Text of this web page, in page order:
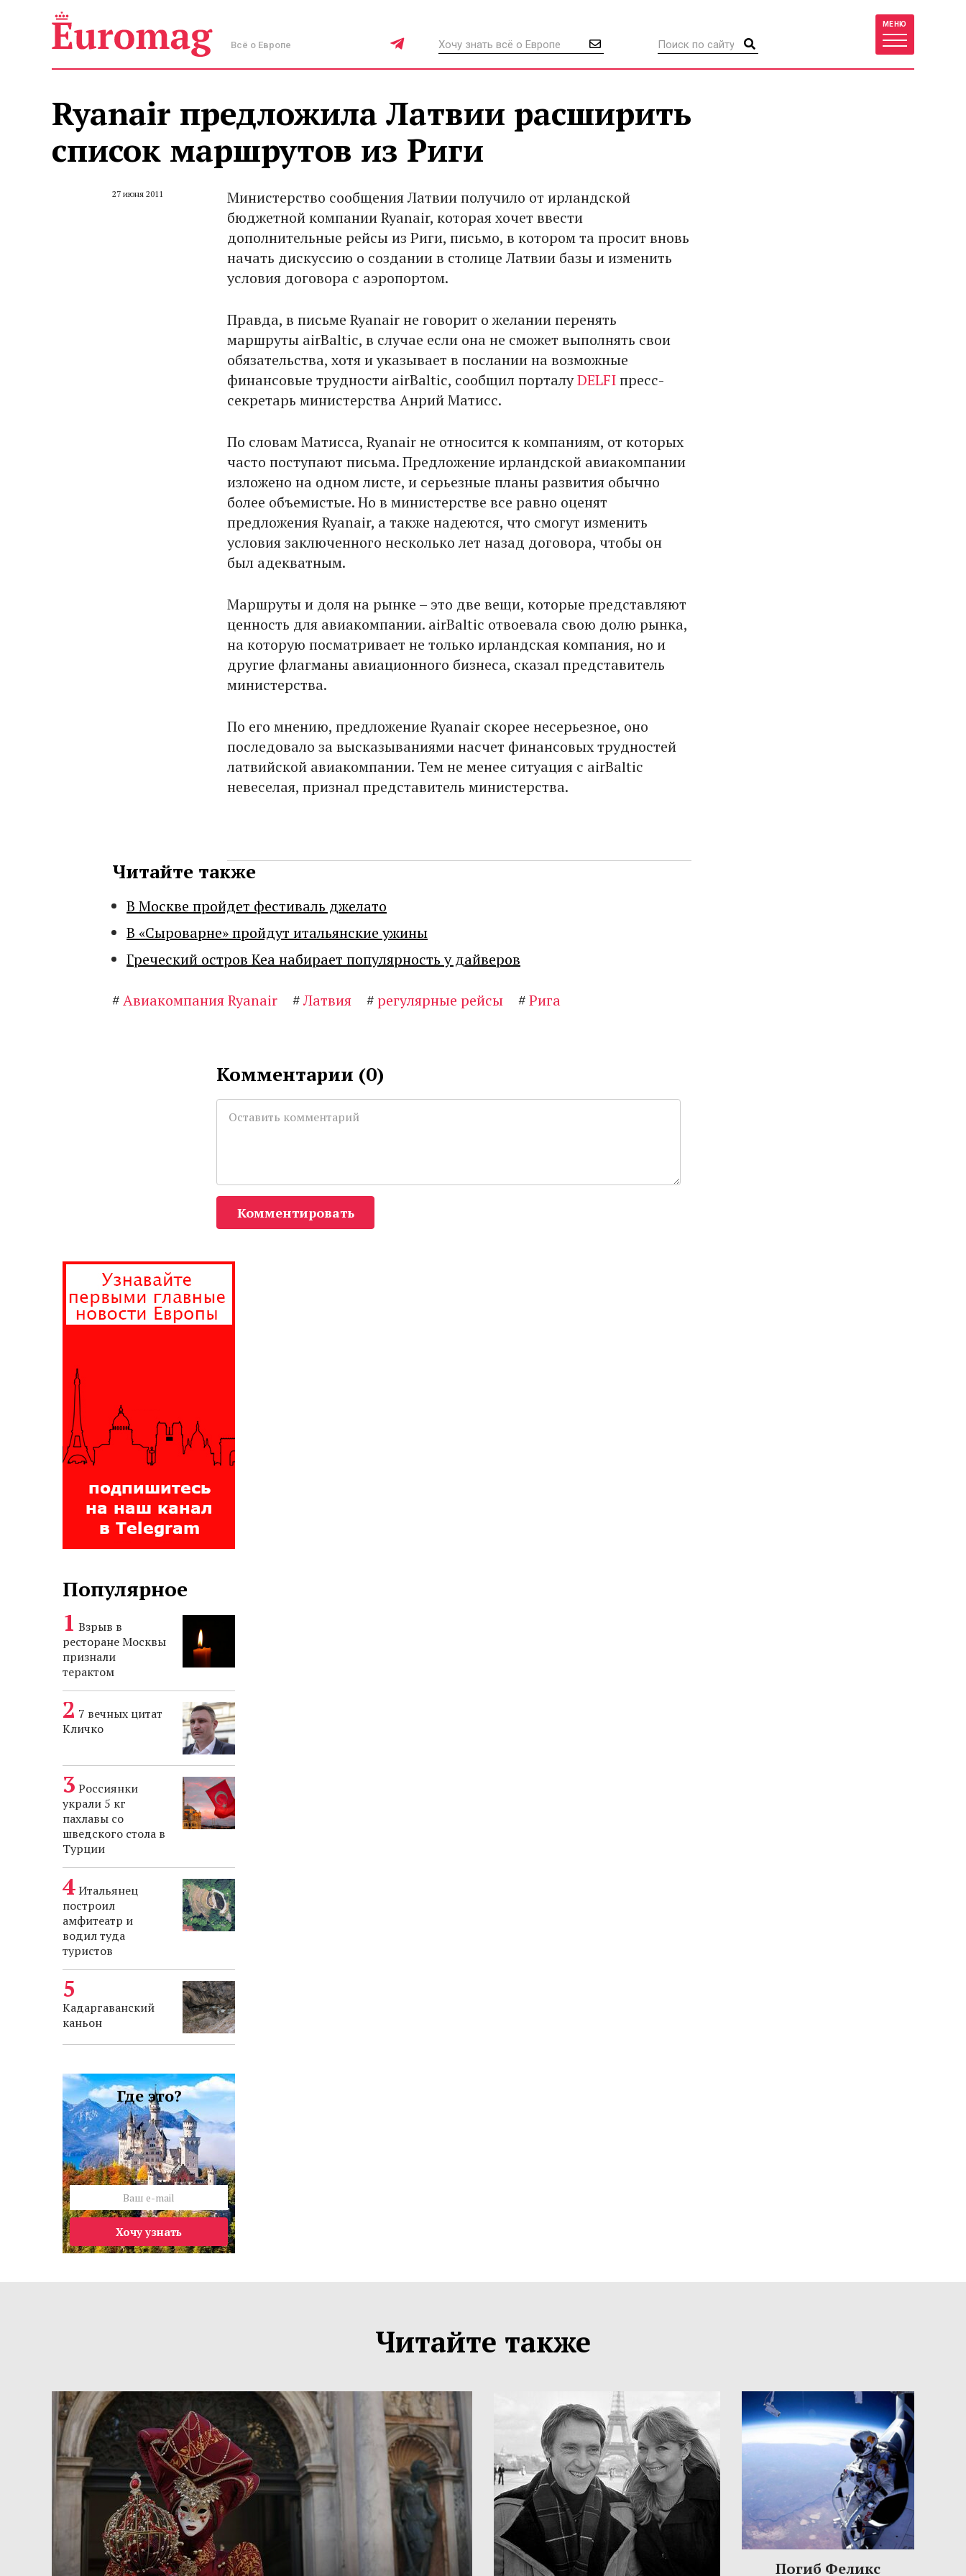
Всё о Европе
МЕНЮ
Ryanair предложила Латвии расширить
список маршрутов из Риги
27 июня 2011
Министерство сообщения Латвии получило от ирландской
бюджетной компании Ryanair, которая хочет ввести
дополнительные рейсы из Риги, письмо, в котором та просит вновь
начать дискуссию о создании в столице Латвии базы и изменить
условия договора с аэропортом.
Правда, в письме Ryanair не говорит о желании перенять
маршруты airBaltic, в случае если она не сможет выполнять свои
обязательства, хотя и указывает в послании на возможные
финансовые трудности airBaltic, сообщил порталуDELFIпресс-
секретарь министерства Анрий Матисс.
По словам Матисса, Ryanair не относится к компаниям, от которых
часто поступают письма. Предложение ирландской авиакомпании
изложено на одном листе, и серьезные планы развития обычно
более объемистые. Но в министерстве все равно оценят
предложения Ryanair, а также надеются, что смогут изменить
условия заключенного несколько лет назад договора, чтобы он
был адекватным.
Маршруты и доля на рынке – это две вещи, которые представляют
ценность для авиакомпании. airBaltic отвоевала свою долю рынка,
на которую посматривает не только ирландская компания, но и
другие флагманы авиационного бизнеса, сказал представитель
министерства.
По его мнению, предложение Ryanair скорее несерьезное, оно
последовало за высказываниями насчет финансовых трудностей
латвийской авиакомпании. Тем не менее ситуация с аirBaltic
невеселая, признал представитель министерства.
Читайте также
В Москве пройдет фестиваль джелато
В «Сыроварне» пройдут итальянские ужины
Греческий остров Кеа набирает популярность у дайверов
#Авиакомпания Ryanair #Латвия #регулярные рейсы #Рига
Комментарии (0)
Комментировать
Популярное
Взрыв в
ресторане Москвы
признали
терактом
7 вечных цитат
Кличко
Россиянки
украли 5 кг
пахлавы со
шведского стола в
Турции
Итальянец
построил
амфитеатр и
водил туда
туристов
Кадаргаванский
каньон
Где это?
Хочу узнать
Читайте также
Погиб Феликс